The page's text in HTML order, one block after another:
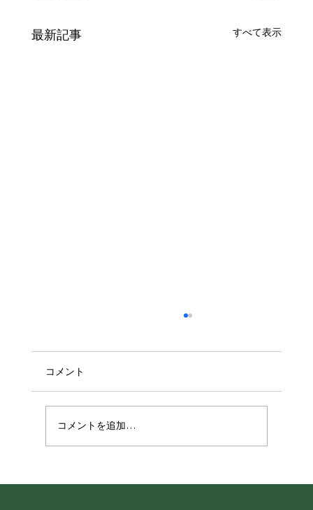
最新記事 すべて表示
コメント
コメントを追加…